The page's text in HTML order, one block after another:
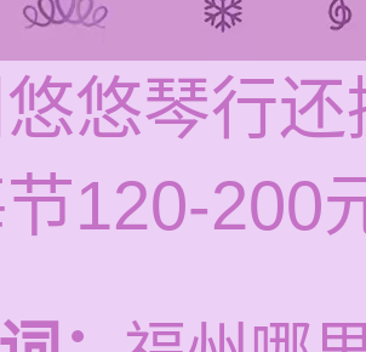
悠琴行
120-200